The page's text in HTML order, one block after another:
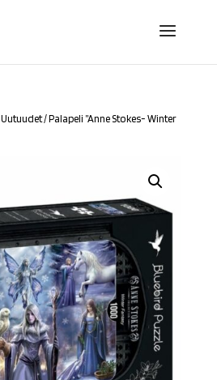
Uutuudet/ Palapeli ”Anne Stokes- Winter